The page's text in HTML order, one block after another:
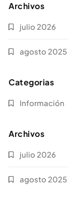
Archivos
julio 2026
agosto 2025
Categorias
Información
Archivos
julio 2026
agosto 2025